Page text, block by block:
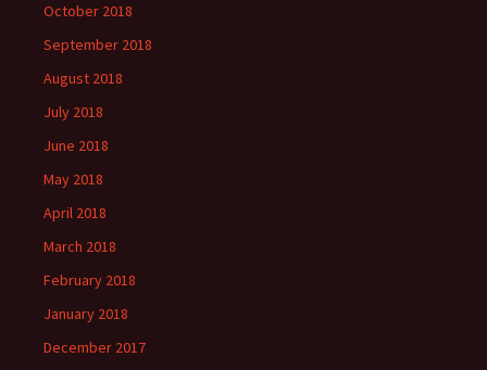
October 2018
September 2018
August 2018
July 2018
June 2018
May 2018
April 2018
March 2018
February 2018
January 2018
December 2017